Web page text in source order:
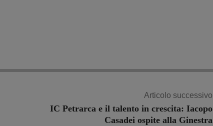
Articolo successivo
IC Petrarca e il talento in crescita: Iacopo
Casadei ospite alla Ginestra